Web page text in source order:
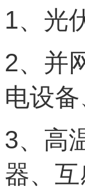
1、光
2、并
电设
3、高
器、